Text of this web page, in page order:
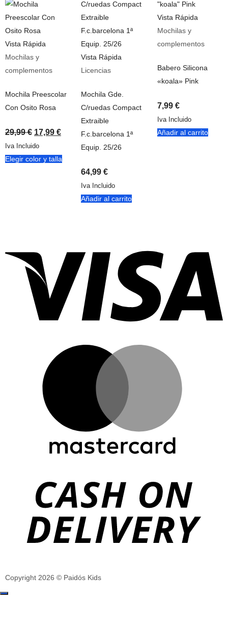
Vista Rápida
Mochilas y
complementos
Mochila Preescolar
Con Osito Rosa
29,99€ 17,99 €
Iva Incluido
Elegir color y talla
Vista Rápida
Licencias
Mochila Gde.
C/ruedas Compact
Extraible
F.c.barcelona 1ª
Equip. 25/26
64,99€
Iva Incluido
Añadir al carrito
Vista Rápida
Mochilas y
complementos
Babero Silicona
«koala» Pink
7,99 €
Iva Incluido
Añadir al carrito
Copyright 2026 © Paidós Kids